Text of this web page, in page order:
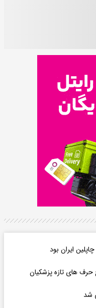
ایران بود
حرف های تازه پزشکیان
شد